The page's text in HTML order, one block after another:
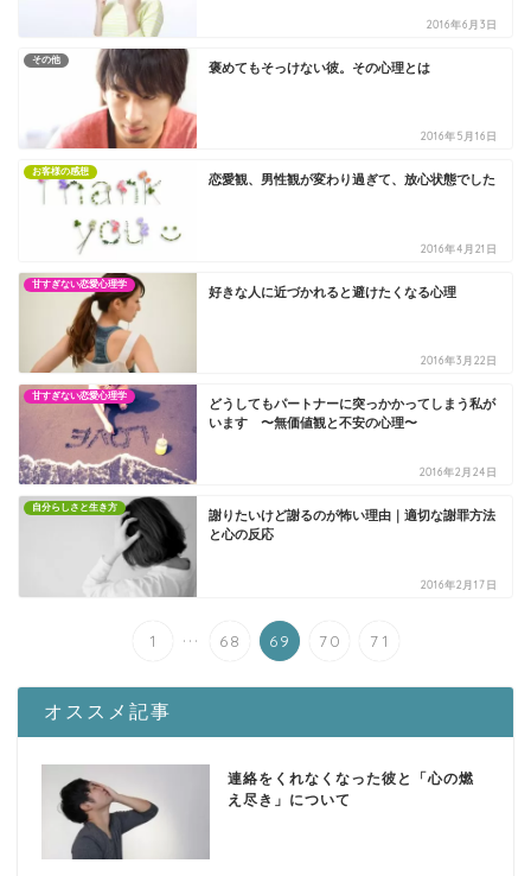
2016年6月3日
その他
褒めてもそっけない彼。その心理とは
2016年5月16日
お客様の感想
恋愛観、男性観が変わり過ぎて、放心状態でした
2016年4月21日
甘すぎない恋愛心理学
好きな人に近づかれると避けたくなる心理
2016年3月22日
甘すぎない恋愛心理学
どうしてもパートナーに突っかかってしまう私が
います 〜無価値観と不安の心理〜
2016年2月24日
自分らしさと生き方
謝りたいけど謝るのが怖い理由｜適切な謝罪方法
と心の反応
2016年2月17日
1 ... 68 69 70 71
オススメ記事
連絡をくれなくなった彼と「心の燃
え尽き」について